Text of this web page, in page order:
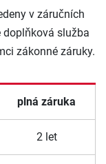
v záručních
doplňková služba
zákonné záruky.
plná záruka
2 let